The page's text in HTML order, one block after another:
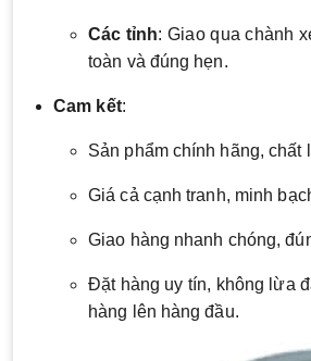
Các tỉnh: Giao qua chành
toàn và đúng hẹn.
Cam kết:
Sản phẩm chính hãng, chất
Giá cả cạnh tranh, minh
Giao hàng nhanh chóng,
Đặt hàng uy tín, không lừa
hàng lên hàng đầu.